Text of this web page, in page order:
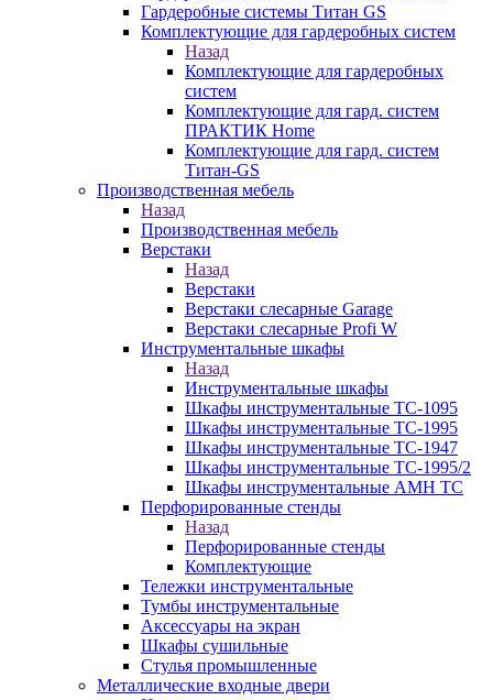
Гардеробные системы Титан GS
Комплектующие для гардеробных систем
Назад
Комплектующие для гардеробных
систем
Комплектующие для гард. систем
ПРАКТИК Home
Комплектующие для гард. систем
Титан-GS
Производственная мебель
Назад
Производственная мебель
Верстаки
Назад
Верстаки
Верстаки слесарные Garage
Верстаки слесарные Profi W
Инструментальные шкафы
Назад
Инструментальные шкафы
Шкафы инструментальные TC-1095
Шкафы инструментальные TC-1995
Шкафы инструментальные TC-1947
Шкафы инструментальные TC-1995/2
Шкафы инструментальные AMH TC
Перфорированные стенды
Назад
Перфорированные стенды
Комплектующие
Тележки инструментальные
Тумбы инструментальные
Аксессуары на экран
Шкафы сушильные
Стулья промышленные
Металлические входные двери